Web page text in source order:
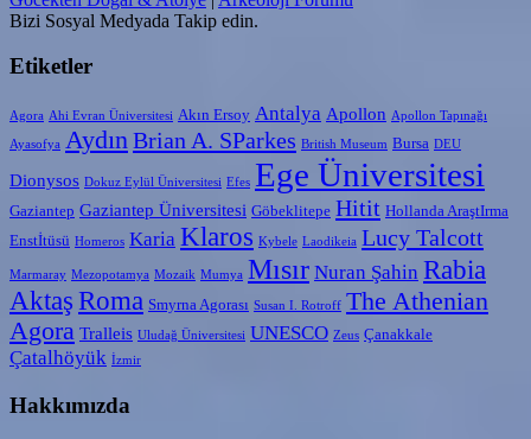
Bizi Sosyal Medyada Takip edin.
Etiketler
Agora Ahi Evran Üniversitesi Akın Ersoy Antalya Apollon Apollon Tapınağı
Ayasofya AydınBrian A. SParkes British Museum Bursa DEU
Dionysos Dokuz Eylül Üniversitesi Efes Ege Üniversitesi
Gaziantep Gaziantep Üniversitesi Göbeklitepe Hitit Hollanda AraştIrma
Enstİtüsü Homeros Karia Klaros Kybele Laodikeia Lucy Talcott
Marmaray Mezopotamya Mozaik Mumya Mısır Nuran Şahin Rabia
Aktaş Roma Smyrna Agorası Susan I. Rotroff The Athenian
Agora Tralleis Uludağ Üniversitesi UNESCO Zeus Çanakkale
Çatalhöyük İzmir
Hakkımızda